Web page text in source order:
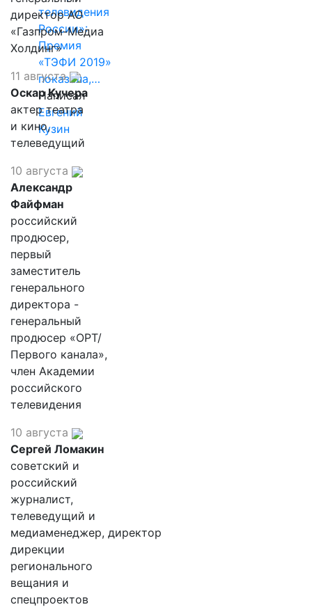
телевидения
России»:
Премия
«ТЭФИ 2019»
показала,…
Написал
Евгений
Кузин
директор АО
«Газпром-Медиа
Холдинг»
11 августа
Оскар Кучера
актер театра
и кино,
телеведущий
10 августа
Александр
Файфман
российский
продюсер,
первый
заместитель
генерального
директора -
генеральный
продюсер «ОРТ/
Первого канала»,
член Академии
российского
телевидения
10 августа
Сергей Ломакин
советский и
российский
журналист,
телеведущий и
медиаменеджер, директор
дирекции
регионального
вещания и
спецпроектов